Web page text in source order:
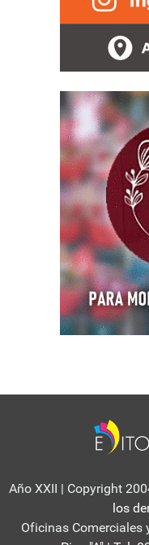
Año XXII | Copyright
los
Oficinas Comerciales